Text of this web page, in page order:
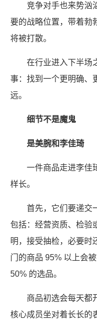
竞争对手也来势汹
要的战略位置，带着勃
将被打散。
在行业进入下半场
事：找到一个更明确、
远。
细节不是魔鬼
是美腕和李佳琦
一件商品走进李佳
样长。
首先，它们要递交
包括：经营资质、检验
明，接受抽检，必要时
门的商品 95% 以上会
50% 的选品。
商品初选会每天都
核心成员坐对着长长的